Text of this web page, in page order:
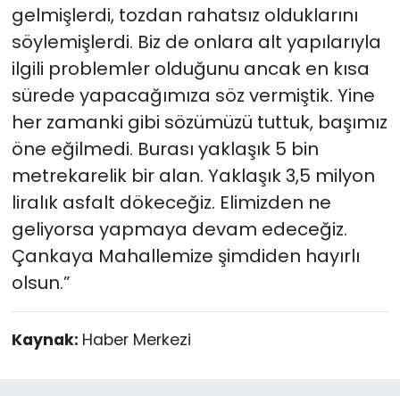
gelmişlerdi, tozdan rahatsız olduklarını
söylemişlerdi. Biz de onlara alt yapılarıyla
ilgili problemler olduğunu ancak en kısa
sürede yapacağımıza söz vermiştik. Yine
her zamanki gibi sözümüzü tuttuk, başımız
öne eğilmedi. Burası yaklaşık 5 bin
metrekarelik bir alan. Yaklaşık 3,5 milyon
liralık asfalt dökeceğiz. Elimizden ne
geliyorsa yapmaya devam edeceğiz.
Çankaya Mahallemize şimdiden hayırlı
olsun.”
Kaynak: Haber Merkezi